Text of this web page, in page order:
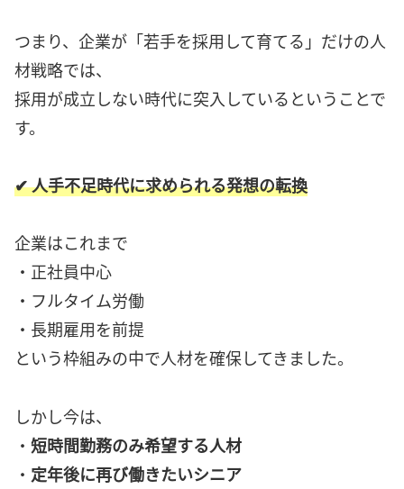
つまり、企業が「若手を採用して育てる」だけの人
材戦略では、
採用が成立しない時代に突入しているということで
す。
✔ 人手不足時代に求められる発想の転換
企業はこれまで
・正社員中心
・フルタイム労働
・長期雇用を前提
という枠組みの中で人材を確保してきました。
しかし今は、
・ 短時間勤務のみ希望する人材
・ 定年後に再び働きたいシニア